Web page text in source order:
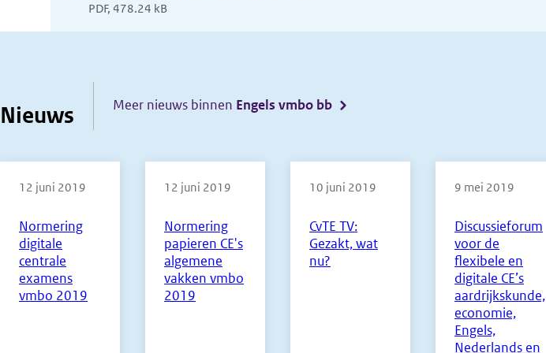
PDF, 478.24 kB
Nieuws
Normering
digitale
centrale
examens
vmbo 2019
12 juni 2019
Normering
papieren CE's
algemene
vakken vmbo
2019
12 juni 2019
CvTE TV:
Gezakt, wat
nu?
10 juni 2019
Discussieforum
voor de
flexibele en
digitale CE’s
aardrijkskunde,
economie,
Engels,
Nederlands en
9 mei 2019
Meer nieuws binnen Engels vmbo bb